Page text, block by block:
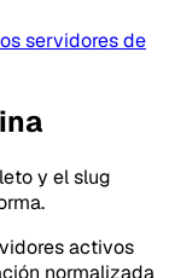
servidores de
y el slug
activos
normalizada